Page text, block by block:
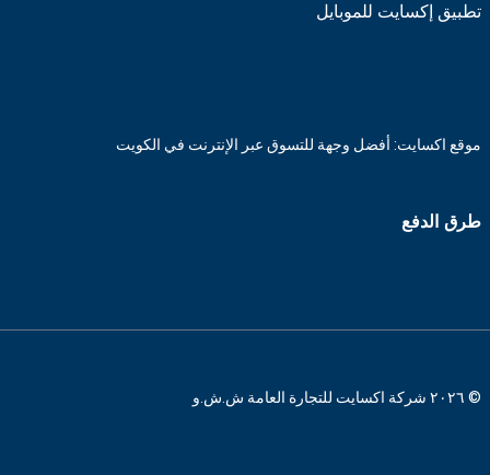
تطبيق إكسايت للموبايل
موقع اكسايت: أفضل وجهة للتسوق عبر الإنترنت في الكويت
طرق الدفع
© ٢٠٢٦ شركة اكسايت للتجارة العامة ش.ش.و